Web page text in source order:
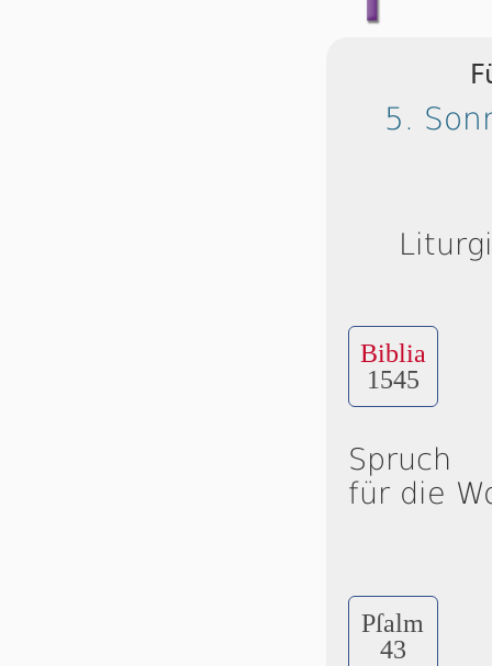
5.
Biblia
1545
Spruch
für die
Pſalm
43